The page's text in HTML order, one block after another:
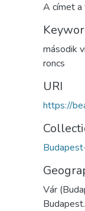
A címet
második
roncs
URI
https://
Vár